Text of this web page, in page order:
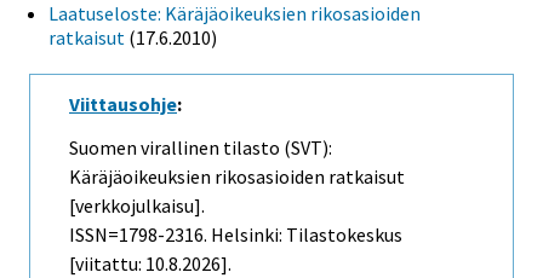
Laatuseloste: Käräjäoikeuksien rikosasioiden
ratkaisut (17.6.2010)
Viittausohje:
Suomen virallinen tilasto (SVT):
Käräjäoikeuksien rikosasioiden ratkaisut
[verkkojulkaisu].
ISSN=1798-2316. Helsinki: Tilastokeskus
[viitattu: 10.8.2026].